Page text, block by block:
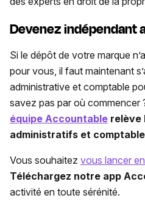
Devenez indépendant
Si le dépôt de votre marque
pour vous, il faut maintenant
administrative et comptable
savez pas par où commencer
équipe Accountable relève
administratifs et
Vous souhaitez vous lancer
Téléchargez notre app
activité en toute sérénité.